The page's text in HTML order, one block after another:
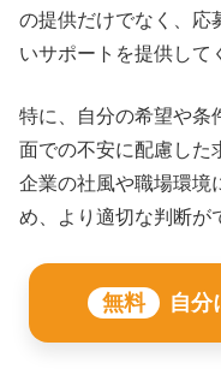
の提供だけでなく、応
いサポートを提供して
特に、自分の希望や条
面での不安に配慮した
企業の社風や職場環境
め、より適切な判断が
無料 自分